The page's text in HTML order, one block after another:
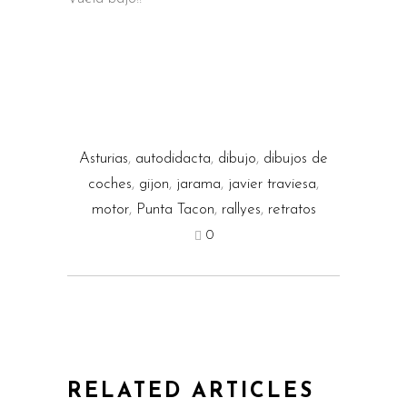
Asturias, autodidacta, dibujo, dibujos de
coches, gijon, jarama, javier traviesa,
motor, Punta Tacon, rallyes, retratos
0
RELATED ARTICLES